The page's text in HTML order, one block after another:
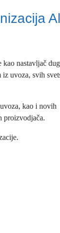
nastavljač
uvoza, svih
kao i novih
proizvodjača.